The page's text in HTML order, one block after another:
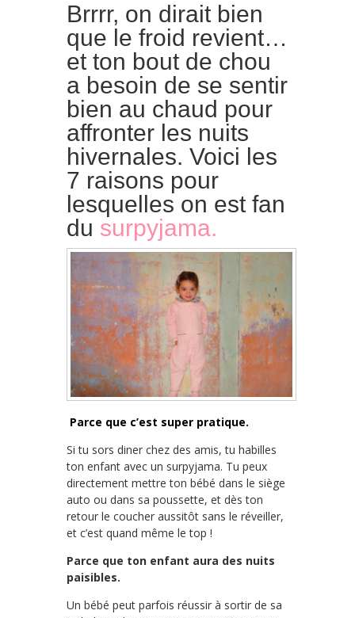
Brrrr, on dirait bien
que le froid revient…
et ton bout de chou
a besoin de se sentir
bien au chaud pour
affronter les nuits
hivernales. Voici les
7 raisons pour
lesquelles on est fan
du surpyjama.
Parce que c’est super pratique.
Si tu sors diner chez des amis, tu habilles
ton enfant avec un surpyjama. Tu peux
directement mettre ton bébé dans le siège
auto ou dans sa poussette, et dès ton
retour le coucher aussitôt sans le réveiller,
et c’est quand même le top !
Parce que ton enfant aura des nuits
paisibles.
Un bébé peut parfois réussir à sortir de sa